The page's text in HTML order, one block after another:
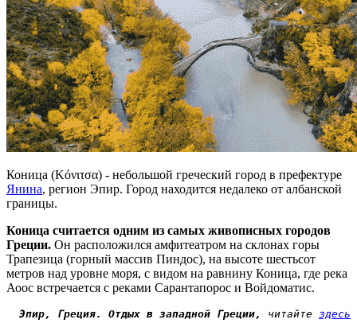
Коница (Κόνιτσα) - небольшой греческий город в префектуре
Янина, регион Эпир. Город находится недалеко от албанской
границы.
Коница считается одним из самых живописных городов
Греции. Он расположился амфитеатром на склонах горы
Трапезица (горный массив Пиндос), на высоте шестьсот
метров над уровне моря, с видом на равнину Коница, где река
Аоос встречается с реками Сарантапорос и Войдоматис.
Эпир, Греция. Отдых в западной Греции, читайте здесь